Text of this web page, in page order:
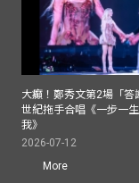
大癲！鄭秀文第2場「
世紀拖手合唱《一步一
我》
2026-07-12
More